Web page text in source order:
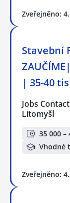
Zveřejněno:
Stavební
| 35-40 tis
Jobs
Litomyšl
35 000 –
Vhodné
Zveřejněno: